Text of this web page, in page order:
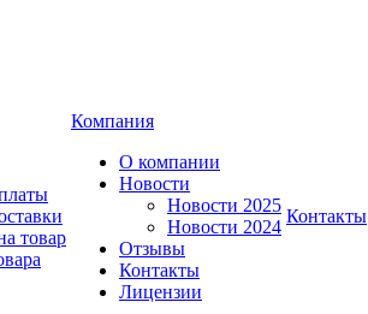
товар
Компания
О компании
Новости
Новости 2025
Новости 2024
Отзывы
Контакты
Лицензии
Контакты